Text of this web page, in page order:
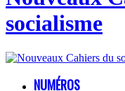
socialisme
NUMÉROS